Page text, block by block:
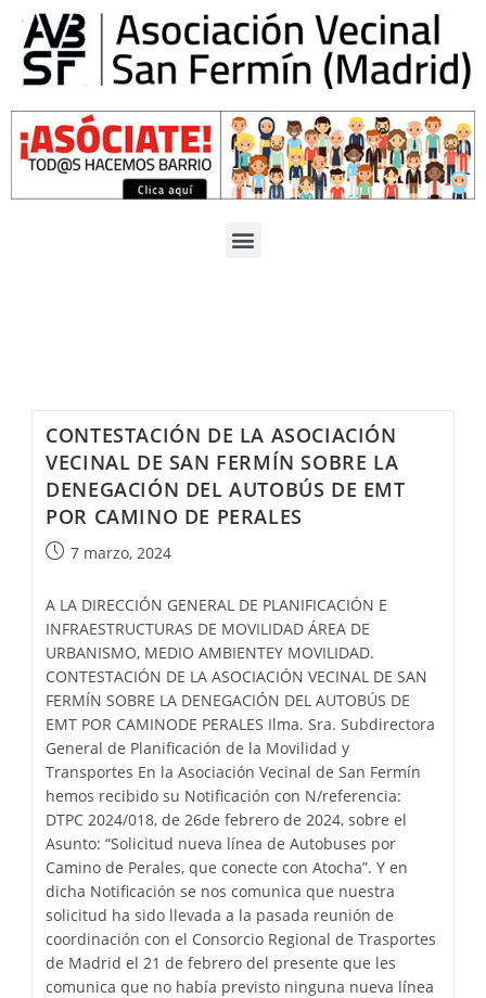
CONTESTACIÓN DE LA ASOCIACIÓN
VECINAL DE SAN FERMÍN SOBRE LA
DENEGACIÓN DEL AUTOBÚS DE EMT
POR CAMINO DE PERALES
7 marzo, 2024
A LA DIRECCIÓN GENERAL DE PLANIFICACIÓN E
INFRAESTRUCTURAS DE MOVILIDAD ÁREA DE
URBANISMO, MEDIO AMBIENTEY MOVILIDAD.
CONTESTACIÓN DE LA ASOCIACIÓN VECINAL DE SAN
FERMÍN SOBRE LA DENEGACIÓN DEL AUTOBÚS DE
EMT POR CAMINODE PERALES Ilma. Sra. Subdirectora
General de Planificación de la Movilidad y
Transportes En la Asociación Vecinal de San Fermín
hemos recibido su Notificación con N/referencia:
DTPC 2024/018, de 26de febrero de 2024, sobre el
Asunto: “Solicitud nueva línea de Autobuses por
Camino de Perales, que conecte con Atocha”. Y en
dicha Notificación se nos comunica que nuestra
solicitud ha sido llevada a la pasada reunión de
coordinación con el Consorcio Regional de Trasportes
de Madrid el 21 de febrero del presente que les
comunica que no había previsto ninguna nueva línea